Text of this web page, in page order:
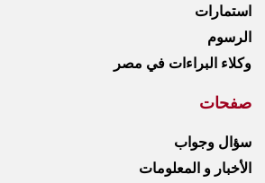
استمارات
الرسوم
وكلاء البراءات في مصر
صفحات
سؤال وجواب
الأخبار و المعلومات